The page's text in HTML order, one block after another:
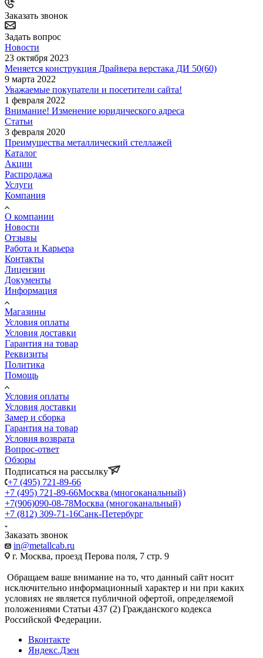
Заказать звонок
Задать вопрос
Новости
23 октября 2023
Меняется конструкция Драйвера верстака ДИ 50(60)
9 марта 2022
Уважаемые покупатели и посетители сайта!
1 февраля 2022
Внимание! Изменение юридического адреса
Статьи
3 февраля 2020
Преимущества металлический стеллажей
Каталог
Акции
Распродажа
Услуги
Компания
О компании
Новости
Отзывы
Работа и Карьера
Контакты
Лицензии
Документы
Информация
Магазины
Условия оплаты
Условия доставки
Гарантия на товар
Реквизиты
Политика
Помощь
Условия оплаты
Условия доставки
Замер и сборка
Гарантия на товар
Условия возврата
Вопрос-ответ
Обзоры
Подписаться на рассылку
+7 (495) 721-89-66
+7 (495) 721-89-66Москва (многоканальный)
+7(906)090-08-78Москва (многоканальный)
+7 (812) 309-71-16Санк-Петербург
Заказать звонок
in@metallcab.ru
г. Москва, проезд Перова поля, 7 стр. 9
Обращаем ваше внимание на то, что данный сайт носит
исключительно информационный характер и ни при каких
условиях не является публичной офертой, определяемой
положениями Статьи 437 (2) Гражданского кодекса
Российской Федерации.
Вконтакте
Яндекс.Дзен